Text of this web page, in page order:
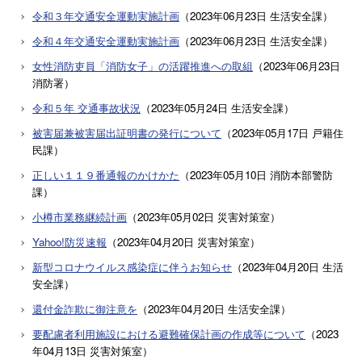
令和３年交通安全運動実施計画 （2023年06月23日 生活安全課）
令和４年交通安全運動実施計画 （2023年06月23日 生活安全課）
女性消防吏員「消防女子」の活躍推進への取組 （2023年06月23日
消防署）
令和５年 交通事故状況 （2023年05月24日 生活安全課）
被害届兼被害届出証明書の発行について （2023年05月17日 戸籍住
民課）
正しい１１９番通報のかけかた （2023年05月10日 消防本部警防
課）
小樽市業務継続計画 （2023年05月02日 災害対策室）
Yahoo!防災速報 （2023年04月20日 災害対策室）
新型コロナウイルス感染症に伴うお知らせ （2023年04月20日 生活
安全課）
還付金詐欺に御注意を （2023年04月20日 生活安全課）
要配慮者利用施設における避難確保計画の作成等について （2023
年04月13日 災害対策室）